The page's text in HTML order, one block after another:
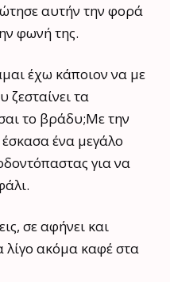
αυτήν την φορά
φωνή της.
έχω κάποιον να με
ζεσταίνει τα
το βράδυ;Με την
έσκασα ένα μεγάλο
για να
σε αφήνει και
λίγο ακόμα καφέ στα